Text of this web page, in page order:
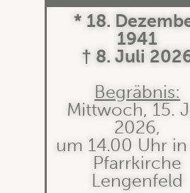
* 18.
1941
† 8. Juli
Begräbnis:
Mittwoch, 15.
2026,
um 14.00 Uhr
Pfarrkirche
Lengenfeld